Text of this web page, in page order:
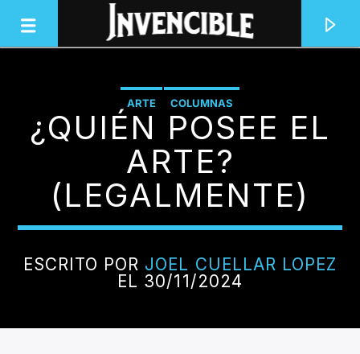
INVENCIBLE RADIO
JUNTOS SOMOS INVENCIBLES
ARTE COLUMNAS
¿QUIÉN POSEE EL
ARTE?
(LEGALMENTE)
ESCRITO POR JOEL CUELLAR LOPEZ
EL 30/11/2024